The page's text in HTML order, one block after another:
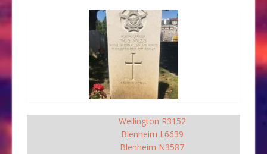
Wellington R3152
Blenheim L6639
Blenheim N3587